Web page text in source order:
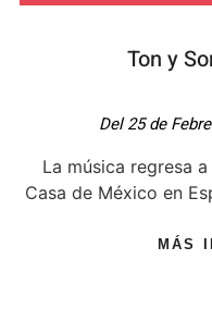
Ton y
Del 25 de
La música regresa
Casa de México en
MÁS